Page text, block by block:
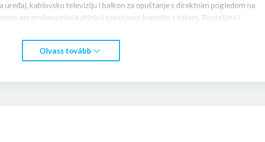
uređaj, kablovsku televiziju i balkon za opuštanje s direktnim pogledom na
opremljenu mini kuhinju i sopstveno kupatilo s tušem. Posteljina i
supermarketi, pekare i restorani u kojima se služe lokalni specijaliteti.
2 kilometra, do koga se može doći laganom šetnjom uz samu obalu
Olvass tovább